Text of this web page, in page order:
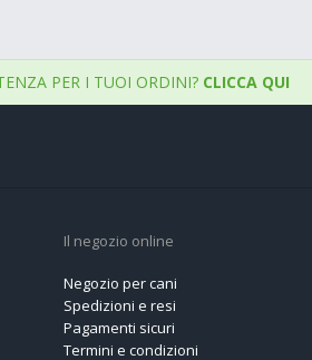
PER I TUOI ORDINI? CLICCA QUI
Il negozio online
Negozio per cani
Spedizioni e resi
Pagamenti sicuri
Termini e condizioni